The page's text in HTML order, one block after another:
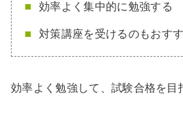
効率よく集中的に勉強する
対策講座を受けるのもおす
効率よく勉強して、試験合格を目